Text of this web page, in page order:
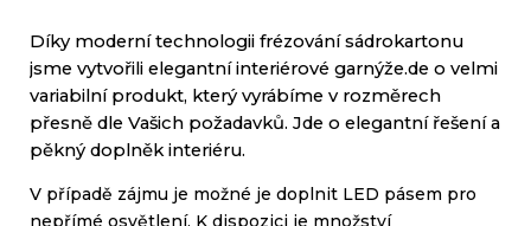
Díky moderní technologii frézování sádrokartonu
jsme vytvořili elegantní interiérové garnýže.de o velmi
variabilní produkt, který vyrábíme v rozměrech
přesně dle Vašich požadavků. Jde o elegantní řešení a
pěkný doplněk interiéru.
V případě zájmu je možné je doplnit LED pásem pro
nepřímé osvětlení. K dispozici je množství